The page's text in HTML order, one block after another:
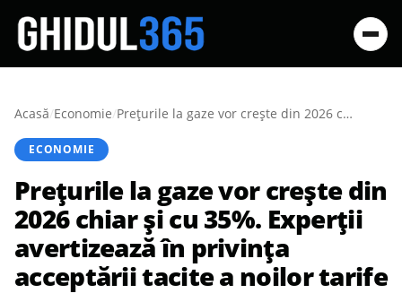
Acasă/Economie/ Prețurile la gaze vor crește din 2026 chiar și cu 35%. Experții avertizează în privința acceptării tacite a noilor tarife
ECONOMIE
Prețurile la gaze vor crește din
2026 chiar și cu 35%. Experții
avertizează în privința
acceptării tacite a noilor tarife